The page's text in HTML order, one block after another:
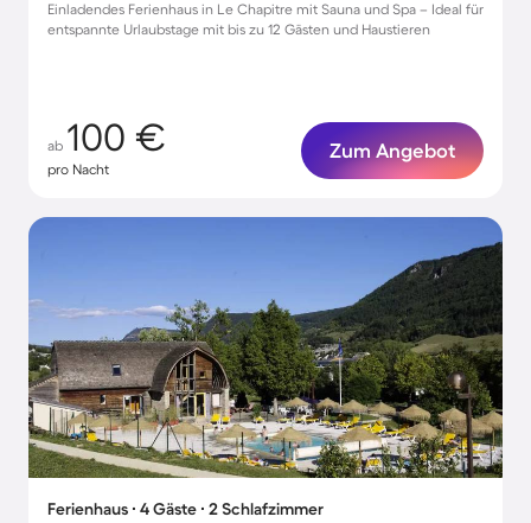
Einladendes Ferienhaus in Le Chapitre mit Sauna und Spa – Ideal für
entspannte Urlaubstage mit bis zu 12 Gästen und Haustieren
ab 100 €
pro Nacht
Zum Angebot
Ferienhaus ∙ 4 Gäste ∙ 2 Schlafzimmer